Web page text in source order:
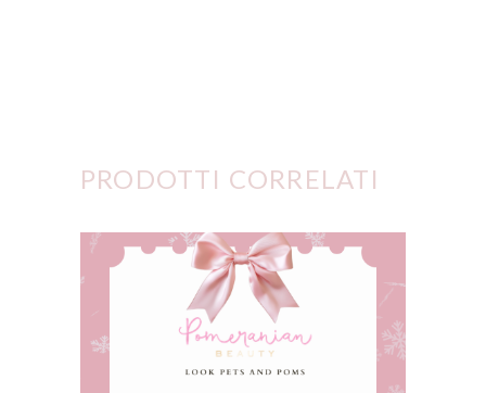
PRODOTTI CORRELATI